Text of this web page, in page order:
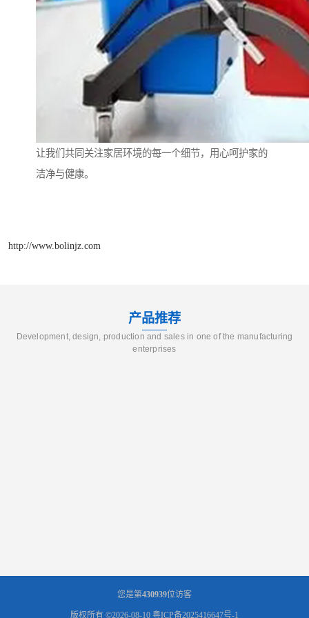
让我们共同关注家居环境的每一个细节，用心呵护家的
洁净与健康。
http://www.bolinjz.com
产品推荐
Development, design, production and sales in one of the manufacturing
enterprises
您是第430939位访客
版权所有 ©2026-08-10 粤ICP备2025416647号-1